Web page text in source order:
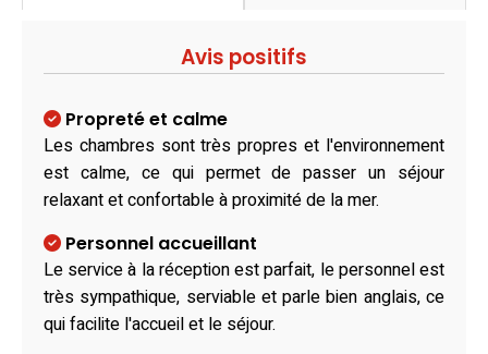
Avis positifs
Propreté et calme
Les chambres sont très propres et l'environnement
est calme, ce qui permet de passer un séjour
relaxant et confortable à proximité de la mer.
Personnel accueillant
Le service à la réception est parfait, le personnel est
très sympathique, serviable et parle bien anglais, ce
qui facilite l'accueil et le séjour.